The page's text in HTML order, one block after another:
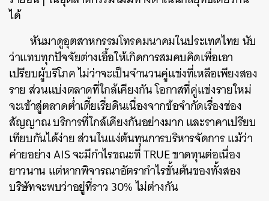
ได้
หันมาดูอุตสาหกรรมโทรคมนาคมในประเทศไทย นับ
ว่าแทบทุกปัจจัยต่างเอื้อให้เกิดการสมคบคิดเพื่อเอา
เปรียบผู้บริโภค ไม่ว่าจะเป็นจำนวนคู่แข่งที่เหลือเพียงสอง
ราย ส่วนแบ่งตลาดที่ใกล้เคียงกัน โอกาสที่คู่แข่งรายใหม่
จะเข้าสู่ตลาดต่ำเตี้ยเรี่ยดินเนื่องจากข้อจำกัดเรื่องช่อง
สัญญาณ บริการที่ใกล้เคียงกันอย่างมาก และราคาเปรียบ
เทียบกันได้ง่าย ส่วนในแง่ต้นทุนการบริหารจัดการ แม้ว่า
ค่ายอย่าง AIS จะมีกำไรขณะที่ TRUE ขาดทุนต่อเนื่อง
ยาวนาน แต่หากพิจารณาอัตรากำไรขั้นต้นของทั้งสอง
บริษัทจะพบว่าอยู่ที่ราว 30% ไม่ต่างกัน